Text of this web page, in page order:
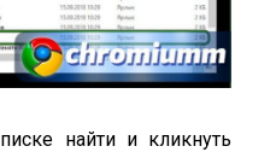
найти и кликнуть